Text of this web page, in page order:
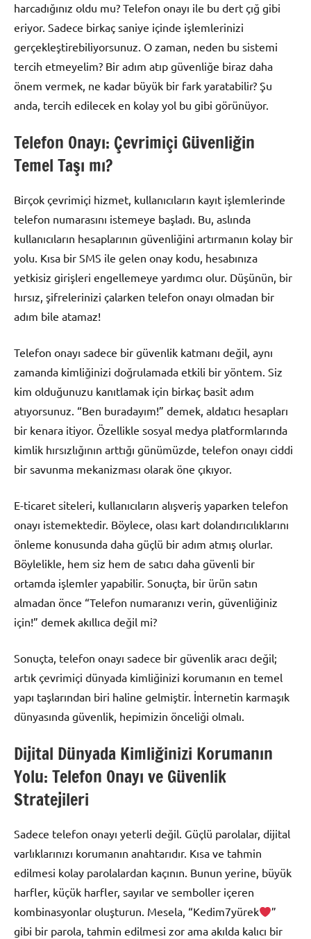
harcadığınız oldu mu? Telefon onayı ile bu dert çığ gibi
eriyor. Sadece birkaç saniye içinde işlemlerinizi
gerçekleştirebiliyorsunuz. O zaman, neden bu sistemi
tercih etmeyelim? Bir adım atıp güvenliğe biraz daha
önem vermek, ne kadar büyük bir fark yaratabilir? Şu
anda, tercih edilecek en kolay yol bu gibi görünüyor.
Telefon Onayı: Çevrimiçi Güvenliğin
Temel Taşı mı?
Birçok çevrimiçi hizmet, kullanıcıların kayıt işlemlerinde
telefon numarasını istemeye başladı. Bu, aslında
kullanıcıların hesaplarının güvenliğini artırmanın kolay bir
yolu. Kısa bir SMS ile gelen onay kodu, hesabınıza
yetkisiz girişleri engellemeye yardımcı olur. Düşünün, bir
hırsız, şifrelerinizi çalarken telefon onayı olmadan bir
adım bile atamaz!
Telefon onayı sadece bir güvenlik katmanı değil, aynı
zamanda kimliğinizi doğrulamada etkili bir yöntem. Siz
kim olduğunuzu kanıtlamak için birkaç basit adım
atıyorsunuz. “Ben buradayım!” demek, aldatıcı hesapları
bir kenara itiyor. Özellikle sosyal medya platformlarında
kimlik hırsızlığının arttığı günümüzde, telefon onayı ciddi
bir savunma mekanizması olarak öne çıkıyor.
E-ticaret siteleri, kullanıcıların alışveriş yaparken telefon
onayı istemektedir. Böylece, olası kart dolandırıcılıklarını
önleme konusunda daha güçlü bir adım atmış olurlar.
Böylelikle, hem siz hem de satıcı daha güvenli bir
ortamda işlemler yapabilir. Sonuçta, bir ürün satın
almadan önce “Telefon numaranızı verin, güvenliğiniz
için!” demek akıllıca değil mi?
Sonuçta, telefon onayı sadece bir güvenlik aracı değil;
artık çevrimiçi dünyada kimliğinizi korumanın en temel
yapı taşlarından biri haline gelmiştir. İnternetin karmaşık
dünyasında güvenlik, hepimizin önceliği olmalı.
Dijital Dünyada Kimliğinizi Korumanın
Yolu: Telefon Onayı ve Güvenlik
Stratejileri
Sadece telefon onayı yeterli değil. Güçlü parolalar, dijital
varlıklarınızı korumanın anahtarıdır. Kısa ve tahmin
edilmesi kolay parolalardan kaçının. Bunun yerine, büyük
harfler, küçük harfler, sayılar ve semboller içeren
kombinasyonlar oluşturun. Mesela, “Kedim7yürek
”
gibi bir parola, tahmin edilmesi zor ama akılda kalıcı bir